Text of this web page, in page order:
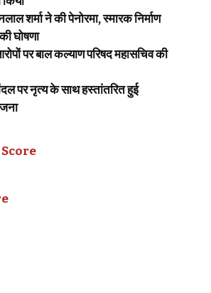
शर्मा ने की पेनोरमा, स्मारक निर्माण
घोषणा
पर बाल कल्याण परिषद महासचिव की
पर नृत्य के साथ हस्तांतरित हुई